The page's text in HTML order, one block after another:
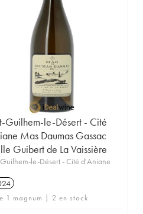
Guilhem-le-Désert - Cité
Mas Daumas Gassac
Guibert de La Vaissière
le-Désert - Cité d'Aniane
1 magnum | 2 en stock